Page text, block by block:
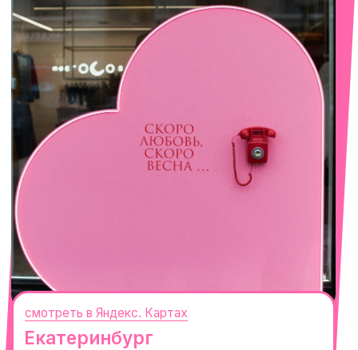
Сочи
Село Эстосадок, ТРЦ Горки Молл,
Горная Карусель, 3
+7 (919) 374-04-04
с 10-00 до 22-00